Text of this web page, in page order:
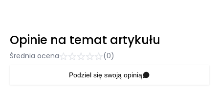
Opinie na temat artykułu
Średnia ocena (0)
Podziel się swoją opinią